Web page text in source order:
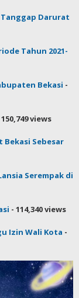
Tanggap Darurat
Tahun 2021-
Bekasi -
150,749 views
Bekasi Sebesar
Serempak di
- 114,340 views
Izin Wali Kota -